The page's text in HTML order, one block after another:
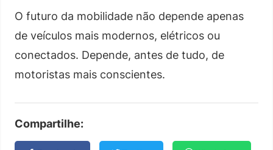
O futuro da mobilidade não depende apenas
de veículos mais modernos, elétricos ou
conectados. Depende, antes de tudo, de
motoristas mais conscientes.
Compartilhe: